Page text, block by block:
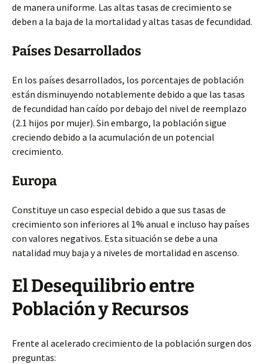
de manera uniforme. Las altas tasas de crecimiento se
deben a la baja de la mortalidad y altas tasas de fecundidad.
Países Desarrollados
En los países desarrollados, los porcentajes de población
están disminuyendo notablemente debido a que las tasas
de fecundidad han caído por debajo del nivel de reemplazo
(2.1 hijos por mujer). Sin embargo, la población sigue
creciendo debido a la acumulación de un potencial
crecimiento.
Europa
Constituye un caso especial debido a que sus tasas de
crecimiento son inferiores al 1% anual e incluso hay países
con valores negativos. Esta situación se debe a una
natalidad muy baja y a niveles de mortalidad en ascenso.
El Desequilibrio entre
Población y Recursos
Frente al acelerado crecimiento de la población surgen dos
preguntas: